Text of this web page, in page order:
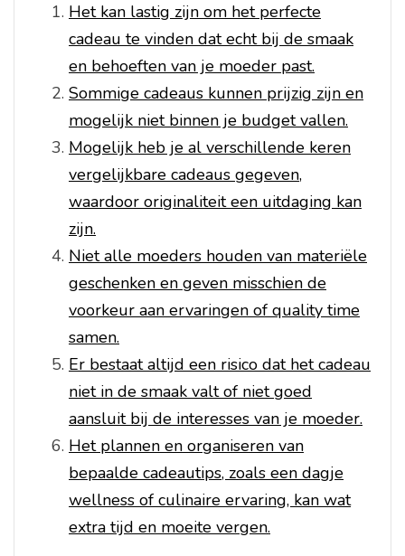
Het kan lastig zijn om het perfecte
cadeau te vinden dat echt bij de smaak
en behoeften van je moeder past.
Sommige cadeaus kunnen prijzig zijn en
mogelijk niet binnen je budget vallen.
Mogelijk heb je al verschillende keren
vergelijkbare cadeaus gegeven,
waardoor originaliteit een uitdaging kan
zijn.
Niet alle moeders houden van materiële
geschenken en geven misschien de
voorkeur aan ervaringen of quality time
samen.
Er bestaat altijd een risico dat het cadeau
niet in de smaak valt of niet goed
aansluit bij de interesses van je moeder.
Het plannen en organiseren van
bepaalde cadeautips, zoals een dagje
wellness of culinaire ervaring, kan wat
extra tijd en moeite vergen.